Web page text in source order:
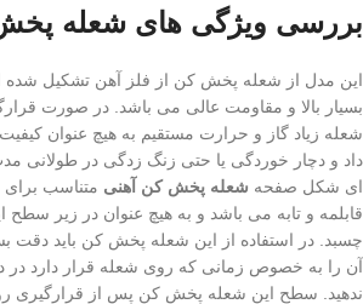
بررسی ویژگی های شعله
این مدل از شعله پخش کن از فلز آهن تشکیل
بسیار بالا و مقاومت عالی می باشد. در صورت
شعله زیاد گاز و حرارت مستقیم به هیچ عنوان
داد و دچار خوردگی یا حتی زنگ زدگی در طولانی
ای شکل صفحه شعله پخش کن آهنی متناسب برای
قابلمه و تابه می باشد و به هیچ عنوان در زیر
چسبد. در استفاده از این شعله پخش کن باید دقت
آن را به خصوص زمانی که روی شعله قرار دارد در
ندهید. سطح این شعله پخش کن پس از قرارگیری